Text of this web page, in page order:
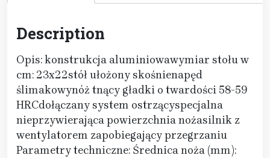
Description
Opis: konstrukcja aluminiowawymiar stołu w
cm: 23x22stół ułożony skośnienapęd
ślimakowynóż tnący gładki o twardości 58-59
HRCdołączany system ostrzącyspecjalna
nieprzywierająca powierzchnia nożasilnik z
wentylatorem zapobiegający przegrzaniu
Parametry techniczne: Średnica noża (mm):